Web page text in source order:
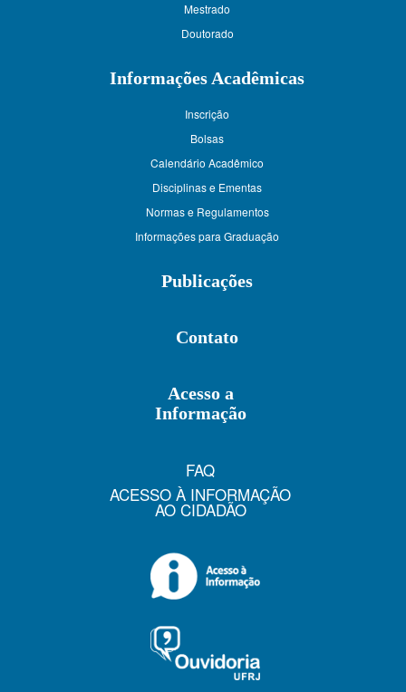
Mestrado
Doutorado
Informações Acadêmicas
Inscrição
Bolsas
Calendário Acadêmico
Disciplinas e Ementas
Normas e Regulamentos
Informações para Graduação
Publicações
Contato
Acesso a
Informação
FAQ
ACESSO À INFORMAÇÃO
AO CIDADÃO